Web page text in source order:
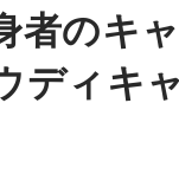
者のキ
ディキ